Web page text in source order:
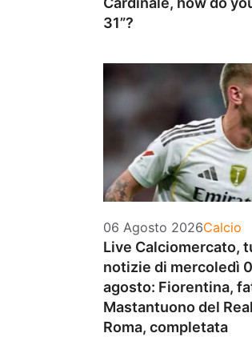
31”?
06 Agosto 2026Calcio
Live Calciomercato,
notizie di mercoledì
agosto: Fiorentina,
Mastantuono del
Roma, completata